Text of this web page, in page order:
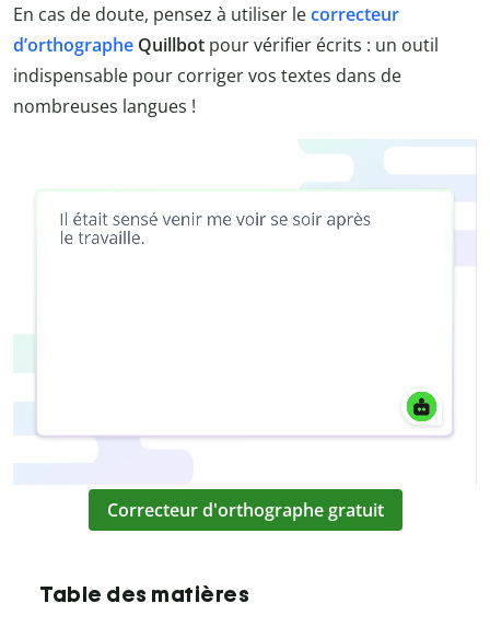
En cas de doute, pensez à utiliser lecorrecteur
d’orthographe Quillbot pour vérifier écrits : un outil
indispensable pour corriger vos textes dans de
nombreuses langues !
Correcteur d'orthographe gratuit
Table des matières